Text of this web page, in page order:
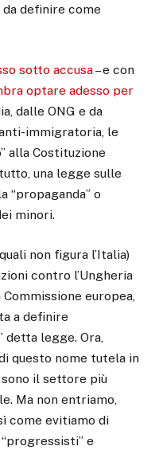
definire come
sotto accusa– e con
optare adesso per
dalle ONG e da
immigratoria, le
alla Costituzione
una legge sulle
“propaganda” o
minori.
non figura l’Italia)
contro l’Ungheria
europea,
a definire
detta legge. Ora,
questo nome tutela in
il settore più
Ma non entriamo,
come evitiamo di
e